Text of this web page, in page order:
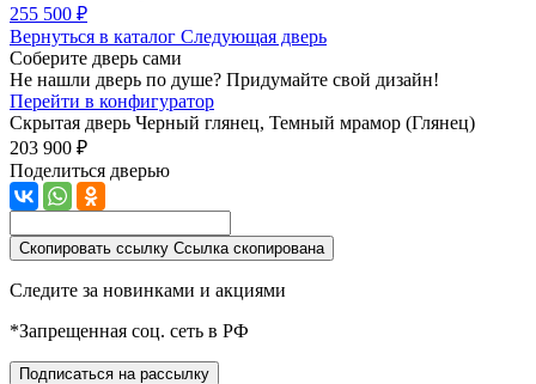
255 500 ₽
Вернуться в каталог Следующая дверь
Соберите дверь сами
Не нашли дверь по душе? Придумайте свой дизайн!
Перейти в конфигуратор
Скрытая дверь Черный глянец, Темный мрамор (Глянец)
203 900 ₽
Поделиться дверью
Скопировать ссылку Ссылка скопирована
Следите за новинками и акциями
*Запрещенная соц. сеть в РФ
Подписаться на рассылку